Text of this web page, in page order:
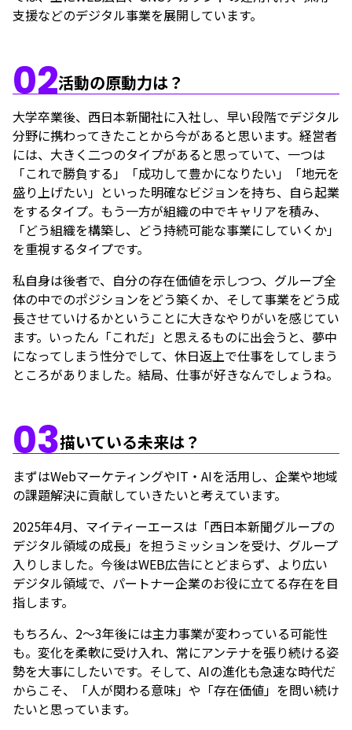
支援などのデジタル事業を展開しています。
02活動の原動力は？
大学卒業後、西日本新聞社に入社し、早い段階でデジタル
分野に携わってきたことから今があると思います。経営者
には、大きく二つのタイプがあると思っていて、一つは
「これで勝負する」「成功して豊かになりたい」「地元を
盛り上げたい」といった明確なビジョンを持ち、自ら起業
をするタイプ。もう一方が組織の中でキャリアを積み、
「どう組織を構築し、どう持続可能な事業にしていくか」
を重視するタイプです。
私自身は後者で、自分の存在価値を示しつつ、グループ全
体の中でのポジションをどう築くか、そして事業をどう成
長させていけるかということに大きなやりがいを感じてい
ます。いったん「これだ」と思えるものに出会うと、夢中
になってしまう性分でして、休日返上で仕事をしてしまう
ところがありました。結局、仕事が好きなんでしょうね。
03描いている未来は？
まずはWebマーケティングやIT・AIを活用し、企業や地域
の課題解決に貢献していきたいと考えています。
2025年4月、マイティーエースは「西日本新聞グループの
デジタル領域の成長」を担うミッションを受け、グループ
入りしました。今後はWEB広告にとどまらず、より広い
デジタル領域で、パートナー企業のお役に立てる存在を目
指します。
もちろん、2〜3年後には主力事業が変わっている可能性
も。変化を柔軟に受け入れ、常にアンテナを張り続ける姿
勢を大事にしたいです。そして、AIの進化も急速な時代だ
からこそ、「人が関わる意味」や「存在価値」を問い続け
たいと思っています。